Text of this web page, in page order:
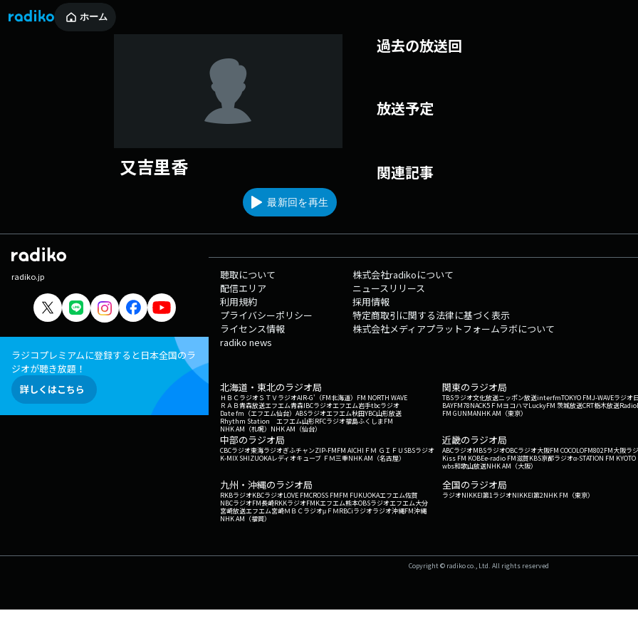
ホーム
又吉里香
最新回を再生
過去の放送回
放送予定
関連記事
radiko.jp
ラジコプレミアムに登録すると日本全国のラ
ジオが聴き放題！
詳しくはこちら
聴取について
配信エリア
利用規約
プライバシーポリシー
ライセンス情報
radiko news
株式会社radikoについて
ニュースリリース
採用情報
特定商取引に関する法律に基づく表示
株式会社メディアプラットフォームラボについて
北海道・東北のラジオ局
ＨＢＣラジオＳＴＶラジオAIR-G'（FM北海道） FM NORTH WAVE
ＲＡＢ青森放送エフエム青森IBCラジオエフエム岩手tbcラジオ
Date fm（エフエム仙台） ABSラジオエフエム秋田YBC山形放送
Rhythm Station エフエム山形RFCラジオ福島ふくしまFM
NHK AM（札幌） NHK AM（仙台）
関東のラジオ局
TBSラジオ文化放送ニッポン放送interfmTOKYO FMJ-WAVEラジオ
BAYFM78NACK5 ＦＭヨコハマLuckyFM 茨城放送CRT栃木放送
FM GUNMANHK AM（東京）
中部のラジオ局
CBCラジオ東海ラジオぎふチャンZIP-FMFM AICHI ＦＭ ＧＩＦＵ SBSラジオ
K-MIX SHIZUOKAレディオキューブ ＦＭ三重NHK AM（名古屋）
近畿のラジオ局
ABCラジオMBSラジオOBCラジオ大阪FM COCOLOFM802FM大阪ラ
Kiss FM KOBEe-radio FM滋賀KBS京都ラジオα-STATION FM KYOTO
wbs和歌山放送NHK AM（大阪）
九州・沖縄のラジオ局
RKBラジオKBCラジオLOVE FMCROSS FMFM FUKUOKAエフエム佐賀
NBCラジオFM長崎RKKラジオFMKエフエム熊本OBSラジオエフエム大分
宮崎放送エフエム宮崎ＭＢＣラジオμＦＭRBCiラジオラジオ沖縄FM沖縄
NHK AM（福岡）
全国のラジオ局
ラジオNIKKEI第1ラジオNIKKEI第2NHK FM（東京）
Copyright © radiko co., Ltd. All rights reserved